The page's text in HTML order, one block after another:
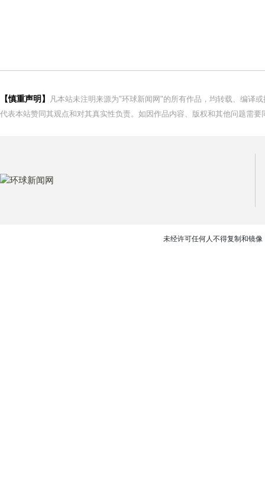
【慎重声明】
凡本站未注明来源为"环球新闻网"的所有作品，均转载、编译
代表本站赞同其观点和对其真实性负责。如因作品内容、版权和其他问题需
未经许可任何人不得复制和镜